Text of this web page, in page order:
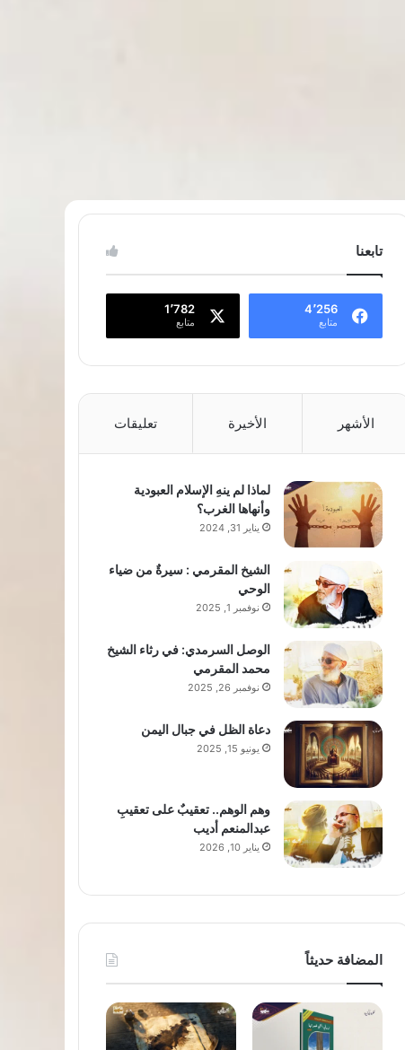
تابعنا
4٬256
متابع
1٬782
متابع
الأشهر الأخيرة تعليقات
لماذا لم ينهِ الإسلام العبودية
وأنهاها الغرب؟
يناير 31, 2024
الشيخ المقرمي : سيرةٌ من ضياء
الوحي
نوفمبر 1, 2025
الوصل السرمدي: في رثاء الشيخ
محمد المقرمي
نوفمبر 26, 2025
دعاة الظل في جبال اليمن
يونيو 15, 2025
وهم الوهم.. تعقيبٌ على تعقيبِ
عبدالمنعم أديب
يناير 10, 2026
المضافة حديثاً